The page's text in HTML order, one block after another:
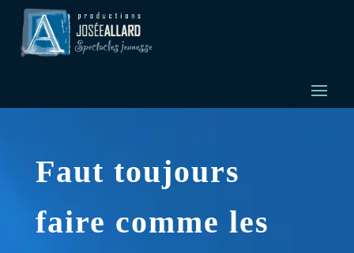
Faut toujours
faire comme les